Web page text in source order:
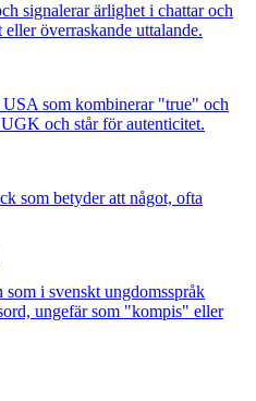
signalerar ärlighet i chattar och
överraskande uttalande.
som kombinerar "true" och
och står för autenticitet.
som betyder att något, ofta
i svenskt ungdomsspråk
ungefär som "kompis" eller